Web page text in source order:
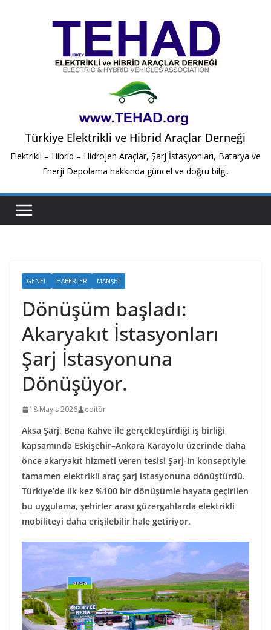
Türkiye Elektrikli ve Hibrid Araçlar Derneği
Elektrikli – Hibrid – Hidrojen Araçlar, Şarj İstasyonları, Batarya ve
Enerji Depolama hakkında güncel ve doğru bilgi.
GENEL HABERLER MANŞET
Dönüşüm başladı:
Akaryakıt İstasyonları
Şarj İstasyonuna
Dönüşüyor.
18 Mayıs 2026 editör
Aksa Şarj, Bena Kahve ile gerçekleştirdiği iş birliği
kapsamında Eskişehir–Ankara Karayolu üzerinde daha
önce akaryakıt hizmeti veren tesisi Şarj-In konseptiyle
tamamen elektrikli araç şarj istasyonuna dönüştürdü.
Türkiye’de ilk kez %100 bir dönüşümle hayata geçirilen
bu uygulama, şehirler arası güzergahlarda elektrikli
mobiliteyi daha erişilebilir hale getiriyor.